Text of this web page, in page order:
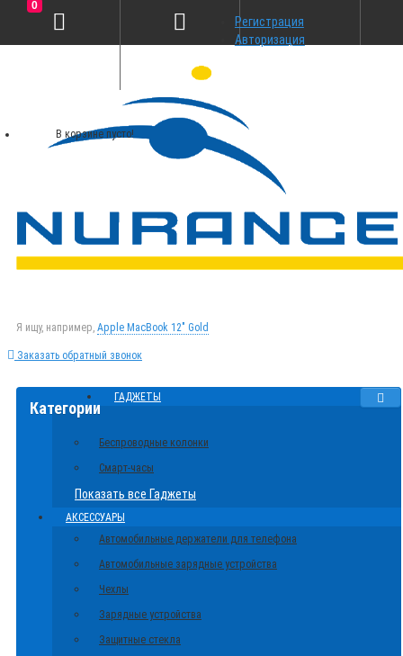
Я ищу, например, Apple MacBook 12" Gold
Заказать обратный звонок
Регистрация
Авторизация
0
В корзине пусто!
Категории
ГАДЖЕТЫ
Беспроводные колонки
Смарт-часы
Показать все Гаджеты
АКСЕССУАРЫ
Автомобильные держатели для телефона
Автомобильные зарядные устройства
Чехлы
Зарядные устройства
Защитные стекла